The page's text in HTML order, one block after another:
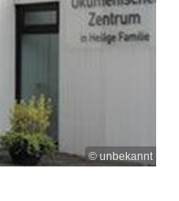
© unbekannt